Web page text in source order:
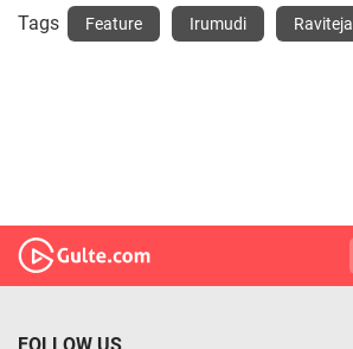
Tags Feature Irumudi Raviteja